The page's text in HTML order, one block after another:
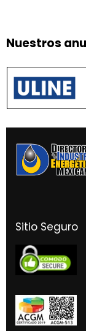
Nuestros
Sitio Seguro